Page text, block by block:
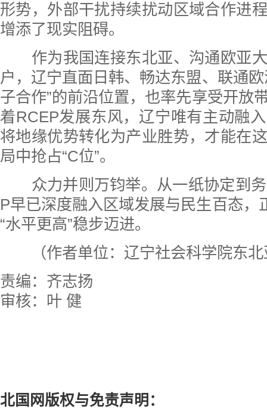
形势，外部干扰持续扰动区域合作进
增添了现实阻碍。
作为我国连接东北亚、沟通欧亚大
户，辽宁直面日韩、畅达东盟、联通
子合作”的前沿位置，也率先享受开放
着RCEP发展东风，辽宁唯有主动融
将地缘优势转化为产业胜势，才能在
局中抢占“C位”。
众力并则万钧举。从一纸协定到务
P早已深度融入区域发展与民生百态，
“水平更高”稳步迈进。
（作者单位：辽宁社会科学院东北
责编：齐志扬
审核：叶 健
北国网版权与免责声明：